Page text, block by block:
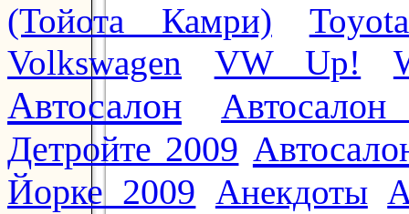
(Тойота Камри)
Volkswagen VW Up!
Автосалон
Детройте 2009
Йорке 2009 Анекдоты